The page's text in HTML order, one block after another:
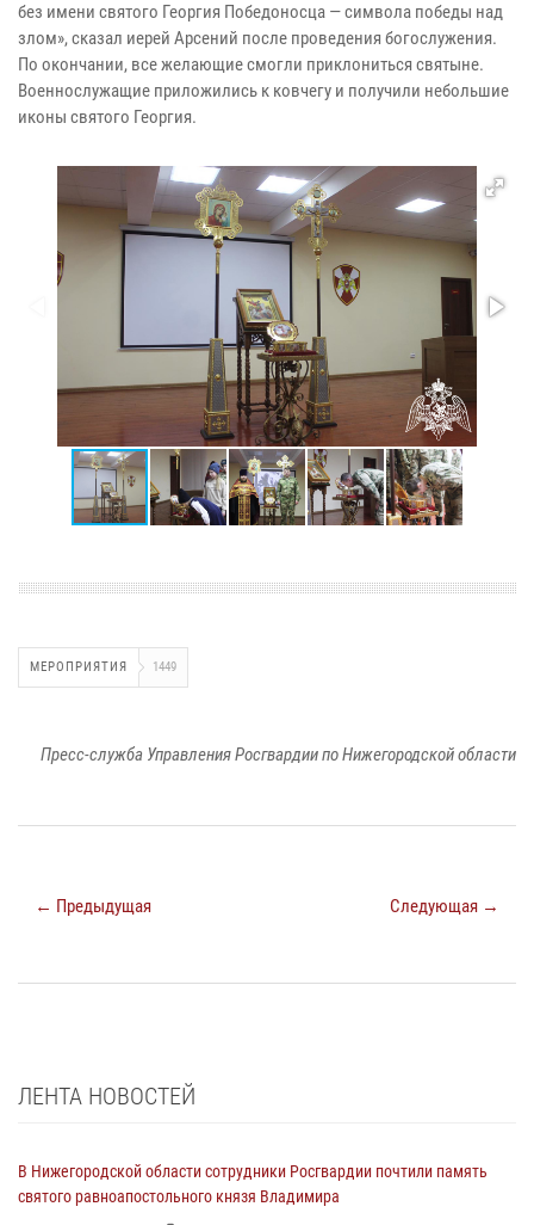
без имени святого Георгия Победоносца — символа победы над
злом», сказал иерей Арсений после проведения богослужения.
По окончании, все желающие смогли приклониться святыне.
Военнослужащие приложились к ковчегу и получили небольшие
иконы святого Георгия.
МЕРОПРИЯТИЯ 1449
Пресс-служба Управления Росгвардии по Нижегородской области
← Предыдущая Следующая →
ЛЕНТА НОВОСТЕЙ
В Нижегородской области сотрудники Росгвардии почтили память
святого равноапостольного князя Владимира